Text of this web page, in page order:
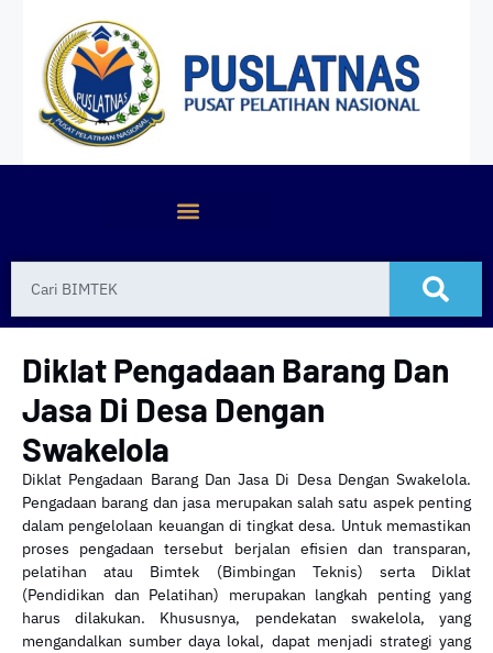
Diklat Pengadaan Barang Dan
Jasa Di Desa Dengan
Swakelola
Diklat Pengadaan Barang Dan Jasa Di Desa Dengan Swakelola.
Pengadaan barang dan jasa merupakan salah satu aspek penting
dalam pengelolaan keuangan di tingkat desa. Untuk memastikan
proses pengadaan tersebut berjalan efisien dan transparan,
pelatihan atau Bimtek (Bimbingan Teknis) serta Diklat
(Pendidikan dan Pelatihan) merupakan langkah penting yang
harus dilakukan. Khususnya, pendekatan swakelola, yang
mengandalkan sumber daya lokal, dapat menjadi strategi yang